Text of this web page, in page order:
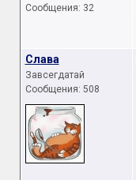
Сообщения: 32
Слава
Завсегдатай
Сообщения: 508